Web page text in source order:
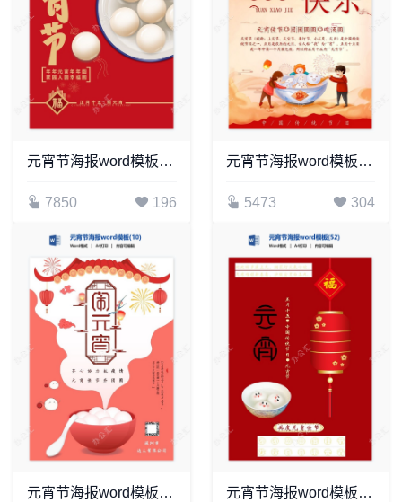
元宵节海报word模板(51)
7850 196
元宵节海报word模板(20)
5473 304
元宵节海报word模板(10) 元宵节海报word模板(52)